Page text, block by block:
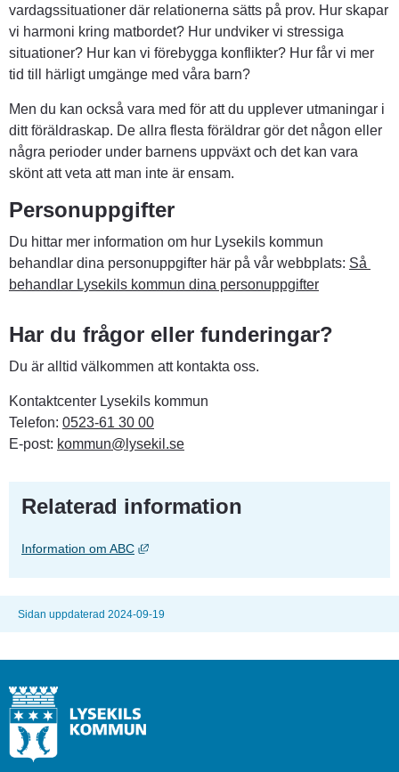
vardagssituationer där relationerna sätts på prov. Hur skapar
vi harmoni kring matbordet? Hur undviker vi stressiga
situationer? Hur kan vi förebygga konflikter? Hur får vi mer
tid till härligt umgänge med våra barn?
Men du kan också vara med för att du upplever utmaningar i
ditt föräldraskap. De allra flesta föräldrar gör det någon eller
några perioder under barnens uppväxt och det kan vara
skönt att veta att man inte är ensam.
Personuppgifter
Du hittar mer information om hur Lysekils kommun
behandlar dina personuppgifter här på vår webbplats: Så
behandlar Lysekils kommun dina personuppgifter
Har du frågor eller funderingar?
Du är alltid välkommen att kontakta oss.
Kontaktcenter Lysekils kommun
Telefon: 0523-61 30 00
E-post: kommun@lysekil.se
Relaterad information
Information om ABC Länk till annan webbplats, öppnas i nytt
Sidan uppdaterad 2024-09-19